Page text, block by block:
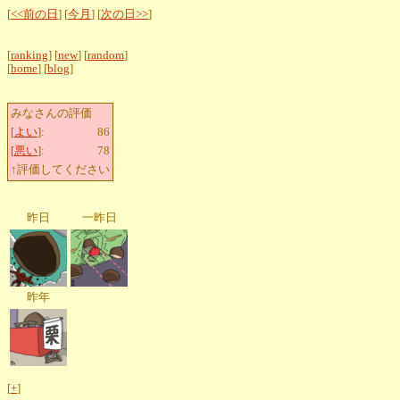
[<<前の日 ] [今月 ] [次の日>>]
[ranking] [new] [random]
[home] [blog]
みなさんの評価
[よい]:
86
[悪い]:
78
↑評価してください
昨日 一昨日
昨年
[+]